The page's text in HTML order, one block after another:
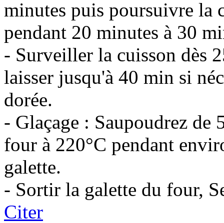
minutes puis poursuivre la
pendant 20 minutes à 30
- Surveiller la cuisson dès
laisser jusqu'à 40 min si
dorée.
- Glaçage : Saupoudrez de
four à 220°C pendant
galette.
- Sortir la galette du four,
Citer